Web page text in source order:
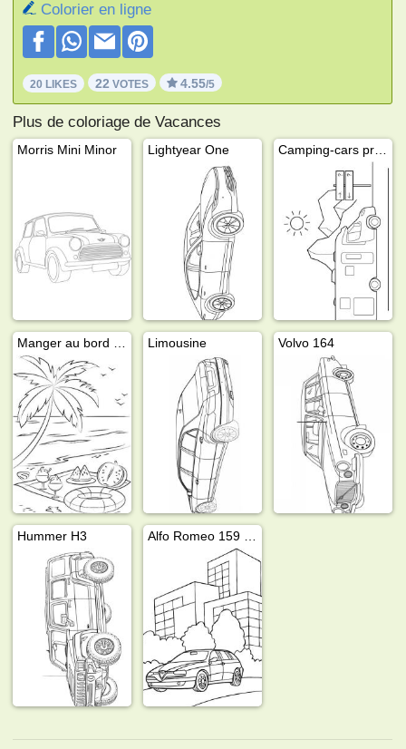
Colorier en ligne
20 LIKES 22 VOTES 4.55/5
Plus de coloriage de Vacances
Morris Mini Minor Lightyear One
Limousine Volvo 164
Hummer H3